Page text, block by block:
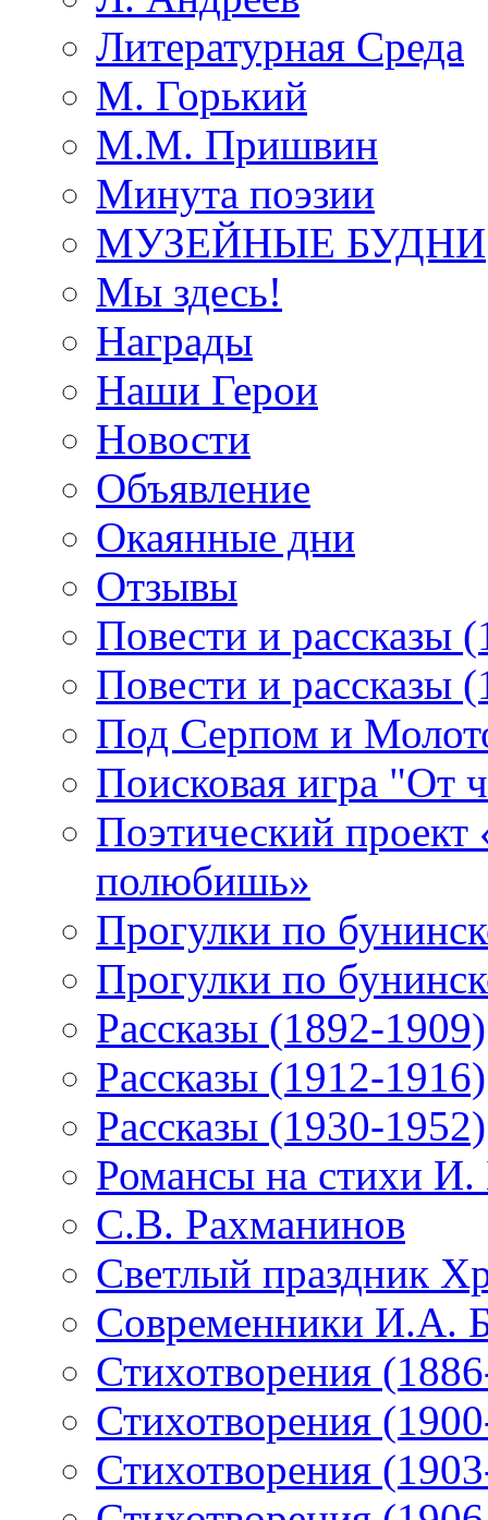
Литературная Среда
М. Горький
М.М. Пришвин
Минута поэзии
МУЗЕЙНЫЕ БУДНИ
Мы здесь!
Награды
Наши Герои
Новости
Объявление
Окаянные дни
Отзывы
Повести и рассказы
Повести и рассказы
Под Серпом и
Поисковая игра "От
Поэтический
полюбишь»
Прогулки по
Прогулки по
Рассказы (1892-1909)
Рассказы (1912-1916)
Рассказы (1930-1952)
Романсы на стихи И.
С.В. Рахманинов
Светлый праздник
Современники И.А.
Стихотворения
Стихотворения
Стихотворения